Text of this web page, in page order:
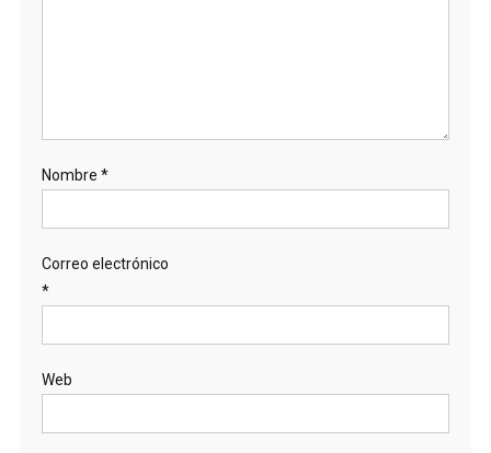
Nombre *
Correo electrónico
*
Web